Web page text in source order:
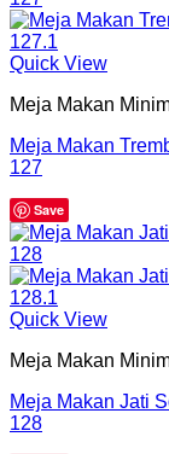
Quick View
Meja Makan
Meja Makan
127
Save
Quick View
Meja Makan
Meja Makan Jati
128